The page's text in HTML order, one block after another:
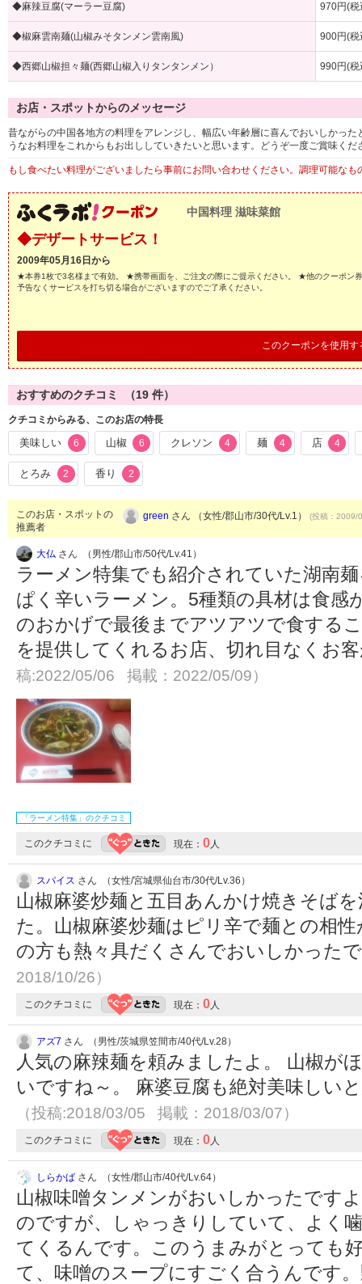
◆麻辣豆腐(マーラー豆腐) 970円(税
◆椒麻雲南麺(山椒みそタンメン雲南風) 900円(税
◆西郷山椒担々麺(西郷山椒入りタンタンメン） 990円(税
お店・スポットからのメッセージ
昔ながらの中国各地方の料理をアレンジし、幅広い年齢層に喜んでおいしかっ
うなお料理をこれからもお出ししていきたいと思います。どうぞ一度ご賞味くだ
もし食べたい料理がございましたら事前にお問い合わせください。調理可能な
中国料理 滋味菜館
◆デザートサービス！
2009年05月16日から
★本券1枚で3名様まで有効。 ★携帯画面を、ご注文の際にご提示ください。 ★他のクーポン
予告なくサービスを打ち切る場合がございますのでご了承ください。
このクーポンを使用す
おすすめのクチコミ （19 件）
クチコミからみる、このお店の特長
美味しい 6 山椒 6 クレソン 4 麺 4 店 4
とろみ 2 香り 2
このお店・スポットの
推薦者
green さん （女性/郡山市/30代/Lv.1） (投稿：2009/
大仏 さん （男性/郡山市/50代/Lv.41）
ラーメン特集でも紹介されていた湖南
ぱく辛いラーメン。5種類の具材は食感
のおかげで最後までアツアツで食する
を提供してくれるお店、切れ目なくお
稿:2022/05/06 掲載：2022/05/09）
「ラーメン特集」のクチコミ
このクチコミに 現在： 0人
スパイス さん （女性/宮城県仙台市/30代/Lv.36）
山椒麻婆炒麺と五目あんかけ焼きそば
た。山椒麻婆炒麺はピリ辛で麺との相
の方も熱々具だくさんでおいしかった
2018/10/26）
このクチコミに 現在： 0人
アズ7 さん （男性/茨城県笠間市/40代/Lv.28）
人気の麻辣麺を頼みましたよ。 山椒が
いですね～。 麻婆豆腐も絶対美味しい
（投稿:2018/03/05 掲載：2018/03/07）
このクチコミに 現在： 0人
しらかば さん （女性/郡山市/40代/Lv.64）
山椒味噌タンメンがおいしかったです
のですが、しゃっきりしていて、よく
てくるんです。このうまみがとっても
て、味噌のスープにすごく合うんです